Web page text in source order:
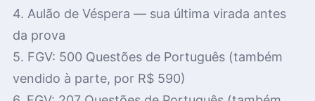
4. Aulão de Véspera — sua última virada antes
da prova
5. FGV: 500 Questões de Português (também
vendido à parte, por R$ 590)